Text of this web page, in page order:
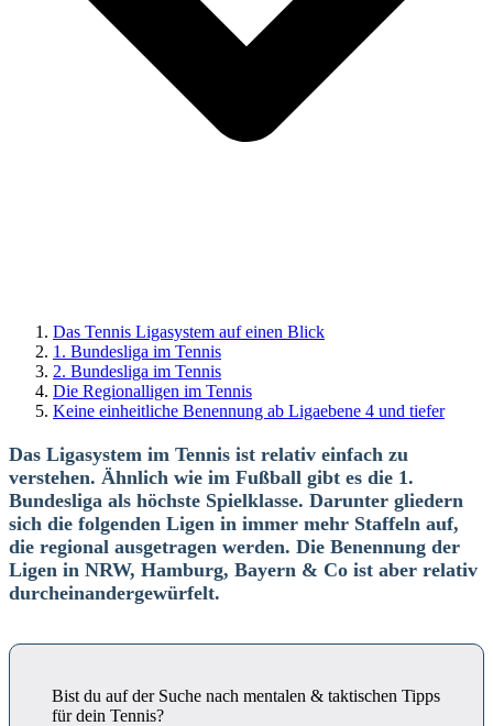
Das Tennis Ligasystem auf einen Blick
1. Bundesliga im Tennis
2. Bundesliga im Tennis
Die Regionalligen im Tennis
Keine einheitliche Benennung ab Ligaebene 4 und tiefer
Das Ligasystem im Tennis ist relativ einfach zu
verstehen. Ähnlich wie im Fußball gibt es die 1.
Bundesliga als höchste Spielklasse. Darunter gliedern
sich die folgenden Ligen in immer mehr Staffeln auf,
die regional ausgetragen werden. Die Benennung der
Ligen in NRW, Hamburg, Bayern & Co ist aber relativ
durcheinandergewürfelt.
Bist du auf der Suche nach mentalen & taktischen Tipps
für dein Tennis?